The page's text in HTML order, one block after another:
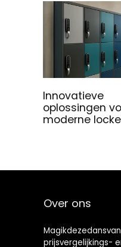
Innovatieve
oplossingen
moderne
Over ons
prijsvergelijkings-